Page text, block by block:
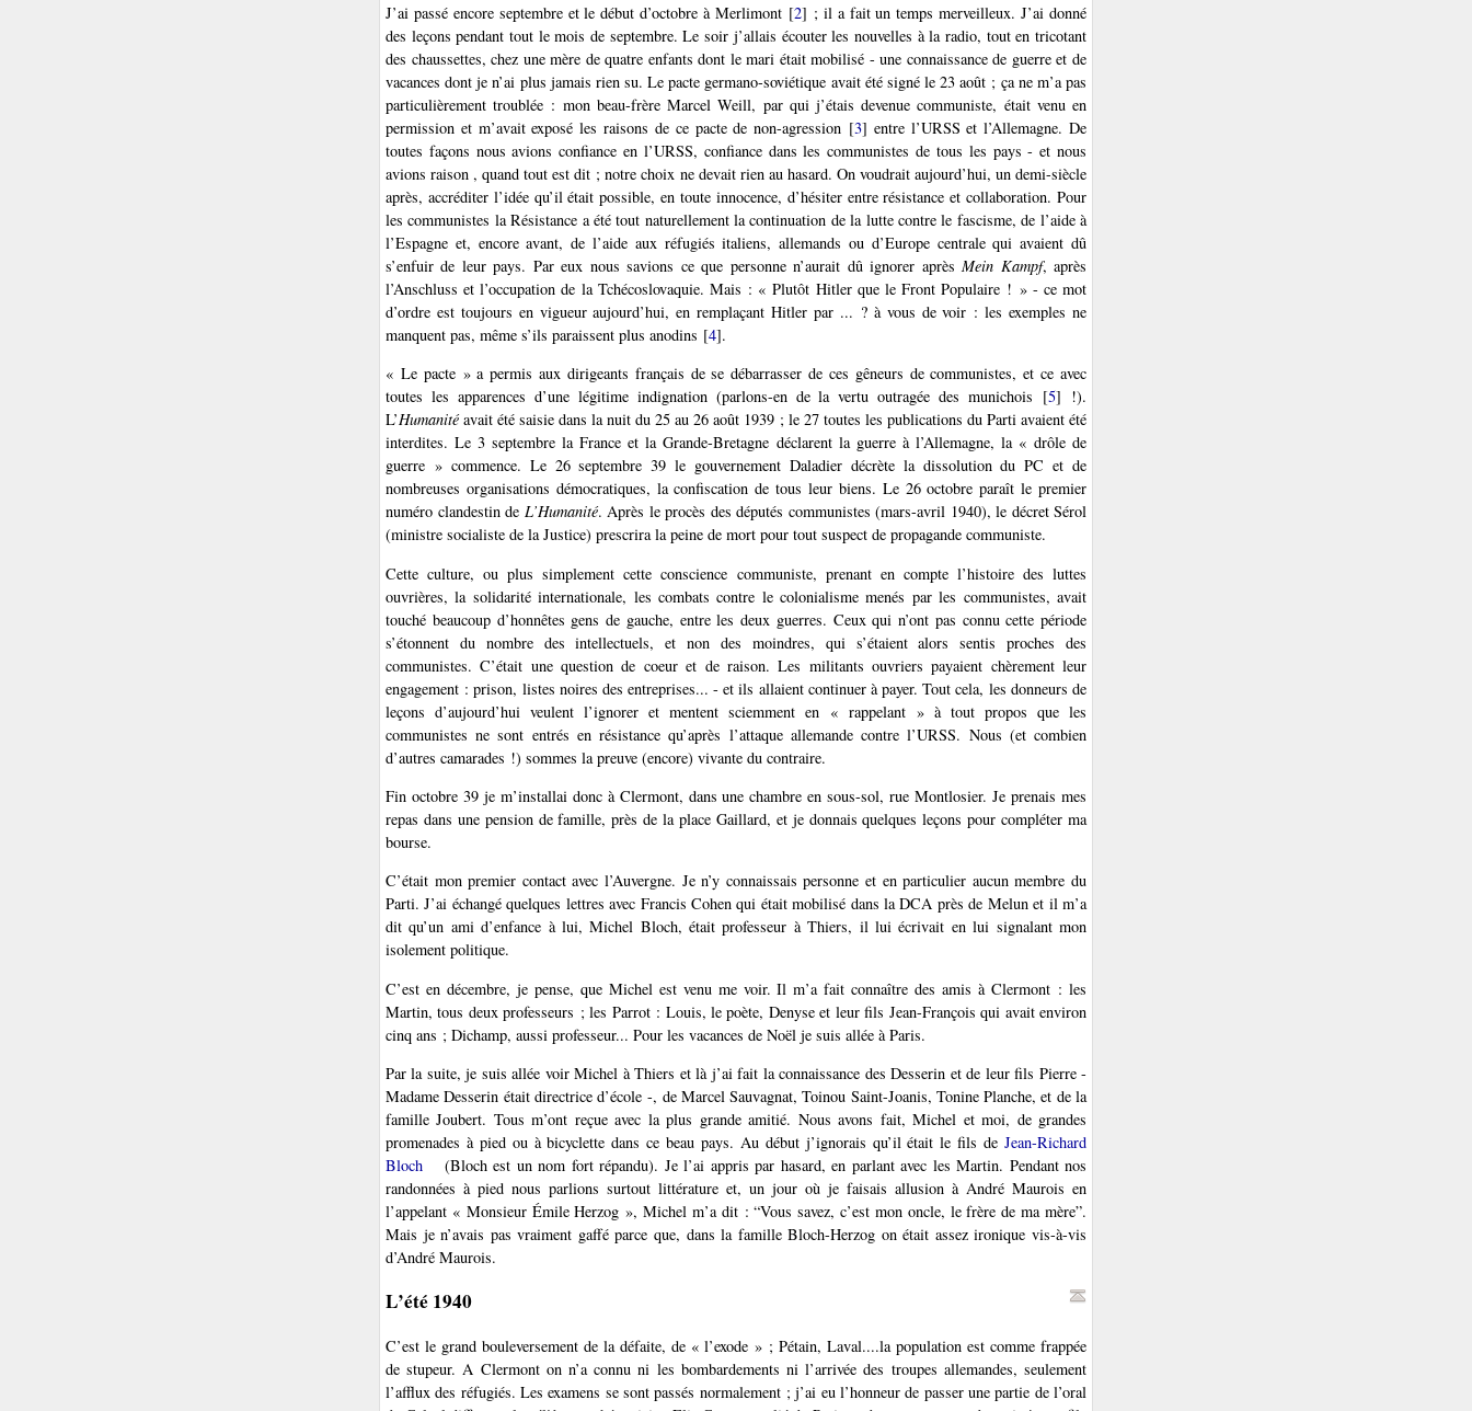
J’ai passé encore septembre et le début d’octobre à Merlimont [2] ; il a fait un temps merveilleux. J’ai donné
des leçons pendant tout le mois de septembre. Le soir j’allais écouter les nouvelles à la radio, tout en tricotant
des chaussettes, chez une mère de quatre enfants dont le mari était mobilisé - une connaissance de guerre et de
vacances dont je n’ai plus jamais rien su. Le pacte germano-soviétique avait été signé le 23 août ; ça ne m’a pas
particulièrement troublée : mon beau-frère Marcel Weill, par qui j’étais devenue communiste, était venu en
permission et m’avait exposé les raisons de ce pacte de non-agression [3] entre l’URSS et l’Allemagne. De
toutes façons nous avions confiance en l’URSS, confiance dans les communistes de tous les pays - et nous
avions raison , quand tout est dit ; notre choix ne devait rien au hasard. On voudrait aujourd’hui, un demi-siècle
après, accréditer l’idée qu’il était possible, en toute innocence, d’hésiter entre résistance et collaboration. Pour
les communistes la Résistance a été tout naturellement la continuation de la lutte contre le fascisme, de l’aide à
l’Espagne et, encore avant, de l’aide aux réfugiés italiens, allemands ou d’Europe centrale qui avaient dû
s’enfuir de leur pays. Par eux nous savions ce que personne n’aurait dû ignorer aprèsMein Kampf, après
l’Anschluss et l’occupation de la Tchécoslovaquie. Mais : « Plutôt Hitler que le Front Populaire ! » - ce mot
d’ordre est toujours en vigueur aujourd’hui, en remplaçant Hitler par ... ? à vous de voir : les exemples ne
manquent pas, même s’ils paraissent plus anodins [4].
« Le pacte » a permis aux dirigeants français de se débarrasser de ces gêneurs de communistes, et ce avec
toutes les apparences d’une légitime indignation (parlons-en de la vertu outragée des munichois [5] !).
L’Humanitéavait été saisie dans la nuit du 25 au 26 août 1939 ; le 27 toutes les publications du Parti avaient été
interdites. Le 3 septembre la France et la Grande-Bretagne déclarent la guerre à l’Allemagne, la « drôle de
guerre » commence. Le 26 septembre 39 le gouvernement Daladier décrète la dissolution du PC et de
nombreuses organisations démocratiques, la confiscation de tous leur biens. Le 26 octobre paraît le premier
numéro clandestin de L’Humanité. Après le procès des députés communistes (mars-avril 1940), le décret Sérol
(ministre socialiste de la Justice) prescrira la peine de mort pour tout suspect de propagande communiste.
Cette culture, ou plus simplement cette conscience communiste, prenant en compte l’histoire des luttes
ouvrières, la solidarité internationale, les combats contre le colonialisme menés par les communistes, avait
touché beaucoup d’honnêtes gens de gauche, entre les deux guerres. Ceux qui n’ont pas connu cette période
s’étonnent du nombre des intellectuels, et non des moindres, qui s’étaient alors sentis proches des
communistes. C’était une question de coeur et de raison. Les militants ouvriers payaient chèrement leur
engagement : prison, listes noires des entreprises... - et ils allaient continuer à payer. Tout cela, les donneurs de
leçons d’aujourd’hui veulent l’ignorer et mentent sciemment en « rappelant » à tout propos que les
communistes ne sont entrés en résistance qu’après l’attaque allemande contre l’URSS. Nous (et combien
d’autres camarades !) sommes la preuve (encore) vivante du contraire.
Fin octobre 39 je m’installai donc à Clermont, dans une chambre en sous-sol, rue Montlosier. Je prenais mes
repas dans une pension de famille, près de la place Gaillard, et je donnais quelques leçons pour compléter ma
bourse.
C’était mon premier contact avec l’Auvergne. Je n’y connaissais personne et en particulier aucun membre du
Parti. J’ai échangé quelques lettres avec Francis Cohen qui était mobilisé dans la DCA près de Melun et il m’a
dit qu’un ami d’enfance à lui, Michel Bloch, était professeur à Thiers, il lui écrivait en lui signalant mon
isolement politique.
C’est en décembre, je pense, que Michel est venu me voir. Il m’a fait connaître des amis à Clermont : les
Martin, tous deux professeurs ; les Parrot : Louis, le poète, Denyse et leur fils Jean-François qui avait environ
cinq ans ; Dichamp, aussi professeur... Pour les vacances de Noël je suis allée à Paris.
Par la suite, je suis allée voir Michel à Thiers et là j’ai fait la connaissance des Desserin et de leur fils Pierre -
Madame Desserin était directrice d’école -, de Marcel Sauvagnat, Toinou Saint-Joanis, Tonine Planche, et de la
famille Joubert. Tous m’ont reçue avec la plus grande amitié. Nous avons fait, Michel et moi, de grandes
promenades à pied ou à bicyclette dans ce beau pays. Au début j’ignorais qu’il était le fils de Jean-Richard
Bloch
(Bloch est un nom fort répandu). Je l’ai appris par hasard, en parlant avec les Martin. Pendant nos
randonnées à pied nous parlions surtout littérature et, un jour où je faisais allusion à André Maurois en
l’appelant « Monsieur Émile Herzog », Michel m’a dit : “Vous savez, c’est mon oncle, le frère de ma mère”.
Mais je n’avais pas vraiment gaffé parce que, dans la famille Bloch-Herzog on était assez ironique vis-à-vis
d’André Maurois.
L’été 1940
C’est le grand bouleversement de la défaite, de « l’exode » ; Pétain, Laval....la population est comme frappée
de stupeur. A Clermont on n’a connu ni les bombardements ni l’arrivée des troupes allemandes, seulement
l’afflux des réfugiés. Les examens se sont passés normalement ; j’ai eu l’honneur de passer une partie de l’oral